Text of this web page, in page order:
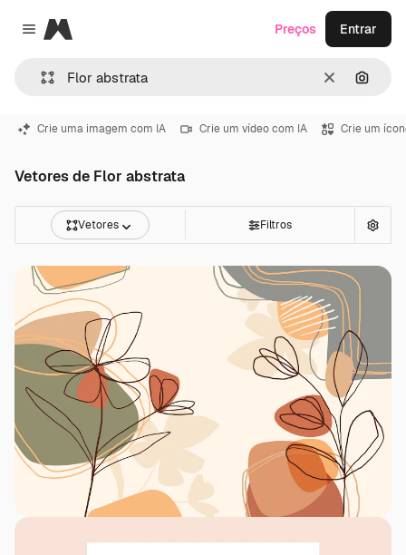
Close menu
Magnific
Limpar
Preços Entrar
Crie uma imagem com IA Crie um vídeo com IA Crie um
Vetores de Flor abstrata
Vetores Filtros